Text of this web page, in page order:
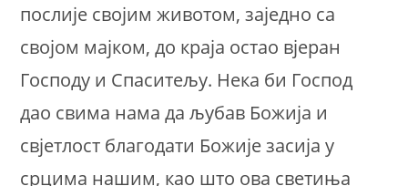
послије својим животом, заједно са
својом мајком, до краја остао вјеран
Господу и Спаситељу. Нека би Господ
дао свима нама да љубав Божија и
свјетлост благодати Божије засија у
срцима нашим, као што ова светиња